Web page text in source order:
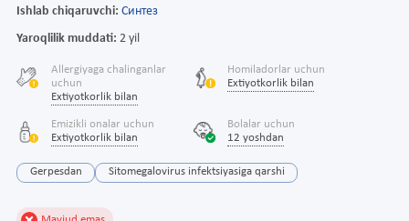
Ishlab chiqaruvchi: Синтез
Yaroqlilik muddati: 2 yil
Allergiyaga chalinganlar
uchun
Extiyotkorlik bilan
Homiladorlar uchun
Extiyotkorlik bilan
Emizikli onalar uchun
Extiyotkorlik bilan
Bolalar uchun
12 yoshdan
Gerpesdan Sitomegalovirus infektsiyasiga qarshi